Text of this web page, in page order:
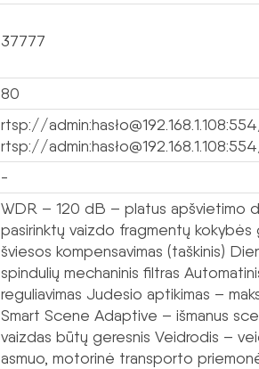
37777
80
rtsp://
rtsp://
-
WDR – 120 dB – platus apšvietimo
pasirinktų vaizdo fragmentų kokybės
šviesos kompensavimas (taškinis)
spindulių mechaninis filtras
reguliavimas Judesio aptikimas –
Smart Scene Adaptive – išmanus
vaizdas būtų geresnis Veidrodis –
asmuo, motorinė transporto